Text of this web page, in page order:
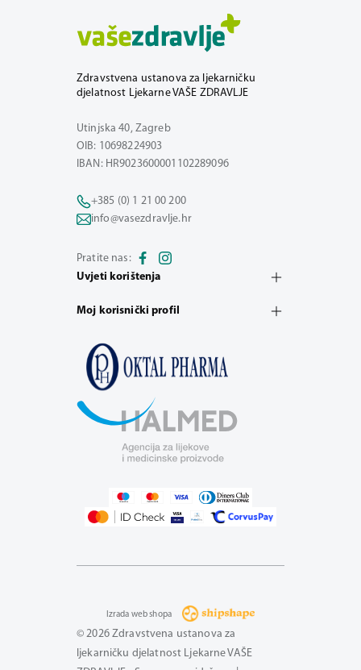
Zdravstvena ustanova za ljekarničku
djelatnost Ljekarne VAŠE ZDRAVLJE
Utinjska 40, Zagreb
OIB: 10698224903
IBAN: HR9023600001102289096
+385 (0) 1 21 00 200
info@vasezdravlje.hr
Pratite nas:
Uvjeti korištenja
Moj korisnički profil
© 2026 Zdravstvena ustanova za
ljekarničku djelatnost Ljekarne VAŠE
Izrada web shopa